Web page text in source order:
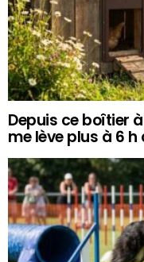
Depuis ce boîtier
me lève plus à 6